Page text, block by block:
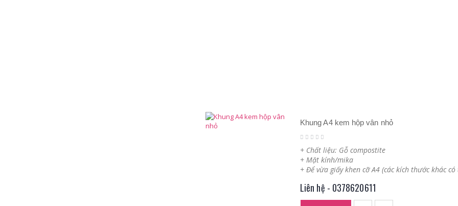
Khung A4 kem hộp vân nhỏ
+ Chất liệu: Gỗ compostite
+ Mặt kính/mika
+ Để vừa giấy khen cỡ A4 (các kích thước khác
Liên hệ - 0378620611